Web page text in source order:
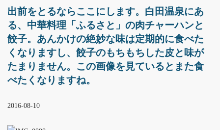
客 室
温 泉
料 理
施 設
アクセス
ブログ
ENGLISH
出前をとるならここにします。白田温泉にあ
る、中華料理「ふるさと」の肉チャーハンと
餃子。あんかけの絶妙な味は定期的に食べた
くなりますし、餃子のもちもちした皮と味が
たまりません。この画像を見ているとまた食
べたくなりますね。
2016-08-10